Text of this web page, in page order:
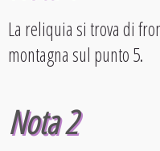
La reliquia si trova di
montagna sul punto 5.
Nota 2